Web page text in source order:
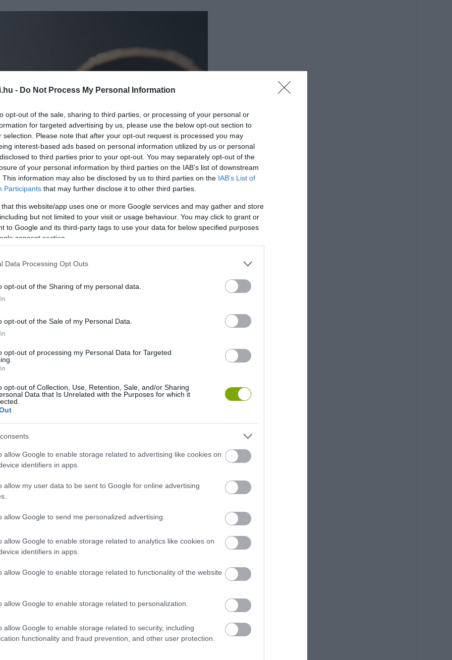
- Do Not Process My Personal Information
opt-out of the sale, sharing to third parties, or processing of your personal or
for targeted advertising by us, please use the below opt-out section to
selection. Please note that after your opt-out request is processed you may
interest-based ads based on personal information utilized by us or personal
to third parties prior to your opt-out. You may separately opt-out of the
of your personal information by third parties on the IAB’s list of downstream
This information may also be disclosed by us to third parties on the IAB’s List of
Participants that may further disclose it to other third parties.
that this website/app uses one or more Google services and may gather and store
but not limited to your visit or usage behaviour. You may click to grant or
to Google and its third-party tags to use your data for below specified purposes
consent section.
Data Processing Opt Outs
opt-out of the Sharing of my personal data.
opt-out of the Sale of my Personal Data.
opt-out of processing my Personal Data for Targeted
opt-out of Collection, Use, Retention, Sale, and/or Sharing
Data that Is Unrelated with the Purposes for which it
allow Google to enable storage related to advertising like cookies on
identifiers in apps.
allow my user data to be sent to Google for online advertising
allow Google to send me personalized advertising.
allow Google to enable storage related to analytics like cookies on
identifiers in apps.
allow Google to enable storage related to functionality of the website
allow Google to enable storage related to personalization.
allow Google to enable storage related to security, including
functionality and fraud prevention, and other user protection.
a
, egy szövetréteg a retina mögött. Ez a
a fotoreceptorok számára elérhető
a sötétben látáshoz nagyon sok éjszakai állatnál, így
réteg, ami világít, ha egy lámpával fókuszálunk az állatra
arra kényszerül, hogy
maradjon és ez a izmokra
a szem struktúráját.
átrendezi a hosszú kollagénrostokat, ami kihat a
a pupilla nem kényszerül tágulásra. A fogságban
pedig átmeneti zöld színt vesz fel.